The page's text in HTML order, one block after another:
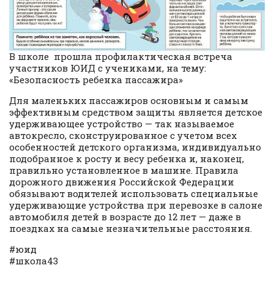
В школе прошла профилактическая встреча
участников ЮИД с учениками, на тему:
«Безопасность ребенка пассажира»
Для маленьких пассажиров основным и самым
эффективным средством защиты является детское
удерживающее устройство — так называемое
автокресло, сконструированное с учетом всех
особенностей детского организма, индивидуально
подобранное к росту и весу ребенка и, наконец,
правильно установленное в машине. Правила
дорожного движения Российской Федерации
обязывают водителей использовать специальные
удерживающие устройства при перевозке в салоне
автомобиля детей в возрасте до 12 лет — даже в
поездках на самые незначительные расстояния.
#юид
#школа43